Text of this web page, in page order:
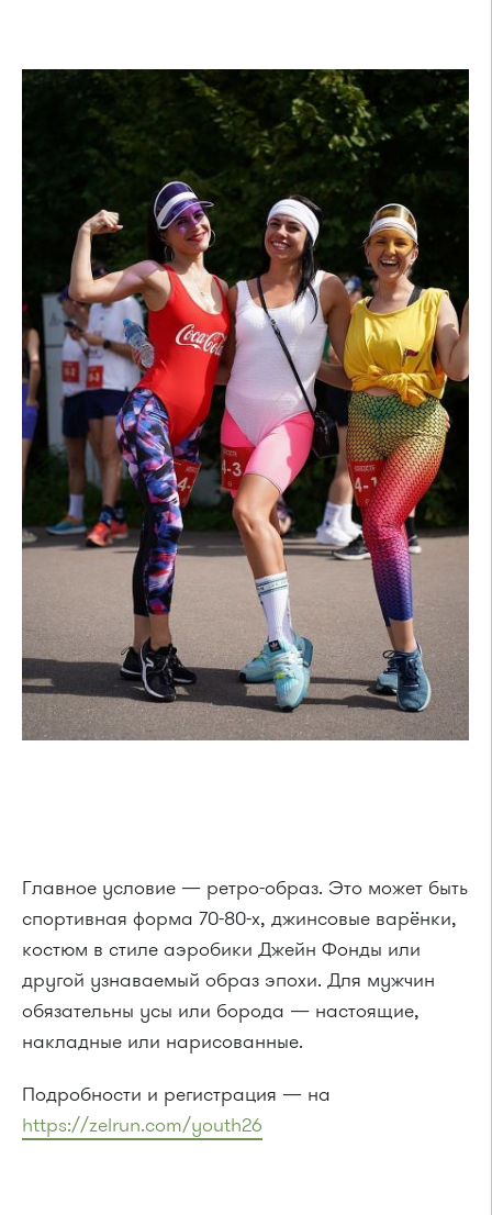
Главное условие — ретро-образ. Это может быть
спортивная форма 70-80-х, джинсовые варёнки,
костюм в стиле аэробики Джейн Фонды или
другой узнаваемый образ эпохи. Для мужчин
обязательны усы или борода — настоящие,
накладные или нарисованные.
Подробности и регистрация — на
https://zelrun.com/youth26